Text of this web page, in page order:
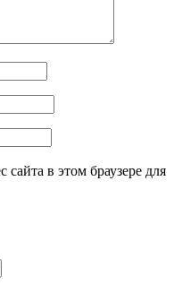
в этом браузере для